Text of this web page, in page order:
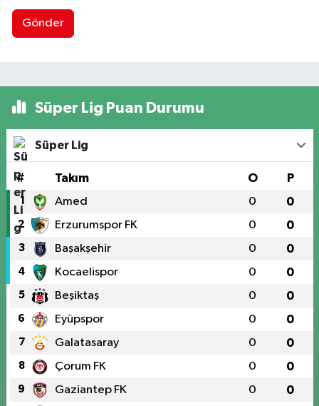
Gönder
Süper Lig Puan Durumu
Süper Lig
# Takım O P
1 Amed 0 0
2 Erzurumspor FK 0 0
3 Başakşehir 0 0
4 Kocaelispor 0 0
5 Beşiktaş 0 0
6 Eyüpspor 0 0
7 Galatasaray 0 0
8 Çorum FK 0 0
9 Gaziantep FK 0 0